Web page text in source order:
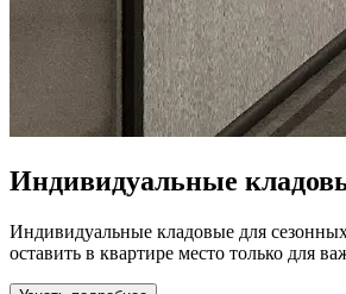
Индивидуальные
Индивидуальные кладовые для
оставить в квартире место только для